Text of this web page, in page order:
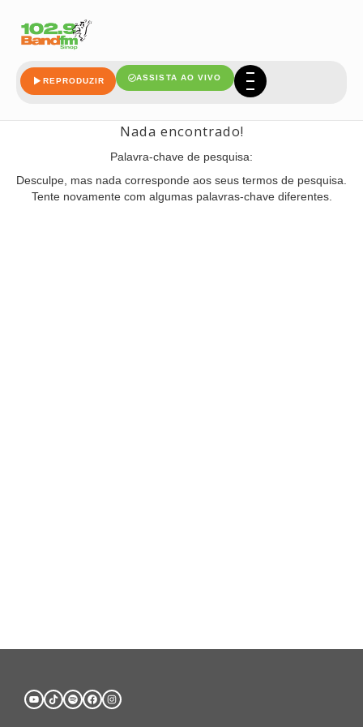
REPRODUZIR ASSISTA AO VIVO
alexas
Nada encontrado!
Palavra-chave de pesquisa:
Desculpe, mas nada corresponde aos seus termos de pesquisa.
Tente novamente com algumas palavras-chave diferentes.